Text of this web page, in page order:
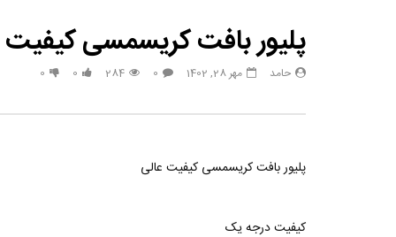
پلیور بافت کریسمسی کیفیت
حامد مهر 28, 1402 0
284
0
0
پلیور بافت کریسمسی کیفیت عالی
کیفیت درجه یک